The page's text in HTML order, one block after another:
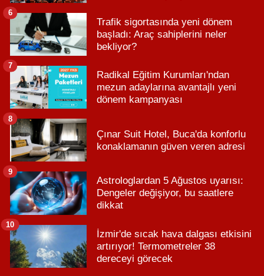
Trafik sigortasında yeni dönem
başladı: Araç sahiplerini neler
bekliyor?
6
Radikal Eğitim Kurumları'ndan
mezun adaylarına avantajlı yeni
dönem kampanyası
7
Çınar Suit Hotel, Buca'da konforlu
konaklamanın güven veren adresi
8
Astrologlardan 5 Ağustos uyarısı:
Dengeler değişiyor, bu saatlere
dikkat
9
İzmir'de sıcak hava dalgası etkisini
artırıyor! Termometreler 38
dereceyi görecek
10